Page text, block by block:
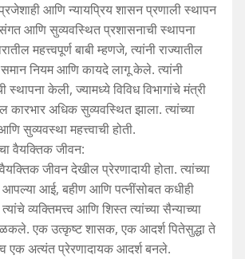
प्रजेशाही आणि न्यायप्रिय शासन प्रणाली स्थापन
आणि सुव्यवस्थित प्रशासनाची स्थापना
महत्त्वपूर्ण बाबी म्हणजे, त्यांनी राज्यातील
नियम आणि कायदे लागू केले. त्यांनी
स्थापना केली, ज्यामध्ये विविध विभागांचे मंत्री
कारभार अधिक सुव्यवस्थित झाला. त्यांच्या
सुव्यवस्था महत्त्वाची होती.
वैयक्तिक जीवन:
जीवन देखील प्रेरणादायी होता. त्यांच्या
आई, बहीण आणि पत्नींसोबत कधीही
व्यक्तिमत्त्व आणि शिस्त त्यांच्या सैन्याच्या
एक उत्कृष्ट शासक, एक आदर्श पितेसुद्धा ते
एक अत्यंत प्रेरणादायक आदर्श बनले.